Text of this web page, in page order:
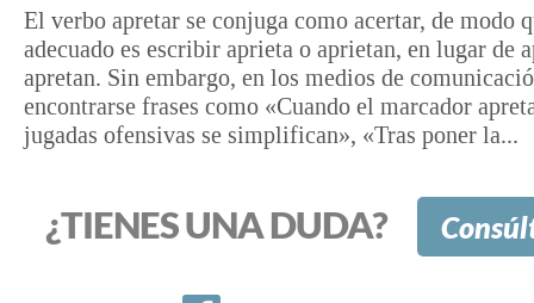
El verbo apretar se conjuga como acertar, de modo
adecuado es escribir aprieta o aprietan, en lugar de
apretan. Sin embargo, en los medios de
encontrarse frases como «Cuando el marcador
jugadas ofensivas se simplifican», «Tras poner la...
¿TIENES UNA DUDA?